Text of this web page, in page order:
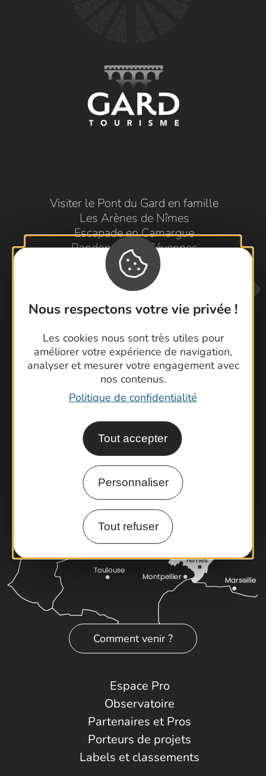
Nous respectons votre vie privée !
Les cookies nous sont très utiles pour
améliorer votre expérience de navigation,
analyser et mesurer votre engagement avec
nos contenus.
Politique de confidentialité
Tout accepter
Personnaliser
Tout refuser
Visiter le Pont du Gard en famille
Les Arènes de Nîmes
Escapade en Camargue
Randonnée en Cévennes
Contactez-nous !
Brochures
Cartoguides et Topoguides
Latitude Gard
Comment venir ?
Espace Pro
Observatoire
Partenaires et Pros
Porteurs de projets
Labels et classements